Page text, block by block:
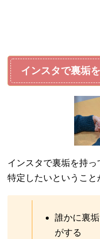
インスタで裏垢
インスタで裏垢を持
特定したいということ
誰かに裏
がする